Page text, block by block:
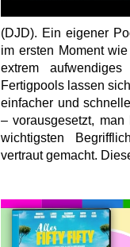
(DJD). Ein eigener
im ersten Moment
extrem aufwendiges
Fertigpools lassen
einfacher und
– vorausgesetzt,
wichtigsten
vertraut gemacht.